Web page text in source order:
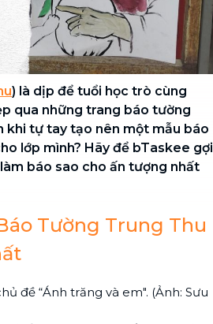
) là dịp để tuổi học trò cùng
qua những trang báo tường
khi tự tay tạo nên một mẫu báo
lớp mình? Hãy để bTaskee gợi
báo sao cho ấn tượng nhất
Tường Trung Thu